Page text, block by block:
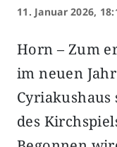
11. Januar 2026,
Horn – Zum
im neuen
des